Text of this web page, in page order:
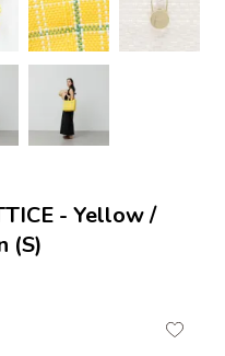
- Yellow /
(S)